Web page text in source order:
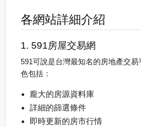
各網站詳細介紹
1. 591房屋交易網
591可說是台灣最知名的房地產交
色包括：
龐大的房源資料庫
詳細的篩選條件
即時更新的房市行情